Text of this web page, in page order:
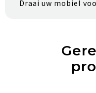
Draai uw mobiel